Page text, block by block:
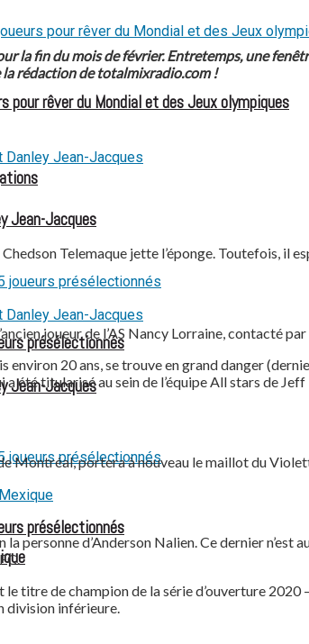
pour rêver du Mondial et des Jeux olympiques
Jean-Jacques
présélectionnés
Jean-Jacques
présélectionnés
la fin du mois de février. Entretemps, une
rédaction de totalmixradio.com !
Telemaque jette l’éponge. Toutefois, il
joueur de l’AS Nancy Lorraine, contacté
20 ans, se trouve en grand danger
été titularisé au sein de l’équipe All stars de
Montréal, portera à nouveau le maillot du
personne d’Anderson Nalien. Ce dernier
titre de champion de la série d’ouverture
division inférieure.